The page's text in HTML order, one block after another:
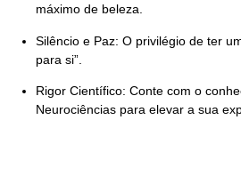
máximo de beleza.
Silêncio e Paz: O privilégio de ter
para si”.
Rigor Científico: Conte com o
Neurociências para elevar a sua